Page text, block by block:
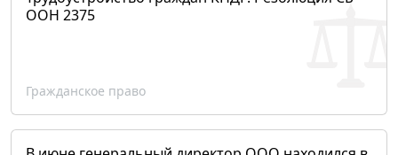
ООН 2375
Гражданское право